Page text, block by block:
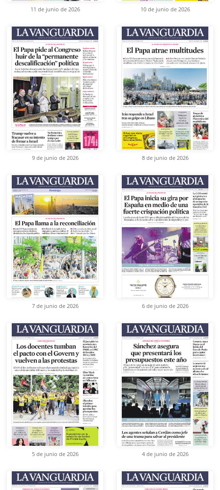
11 de junio de 2026 10 de junio de 2026
9 de junio de 2026 8 de junio de 2026
7 de junio de 2026 6 de junio de 2026
5 de junio de 2026 4 de junio de 2026